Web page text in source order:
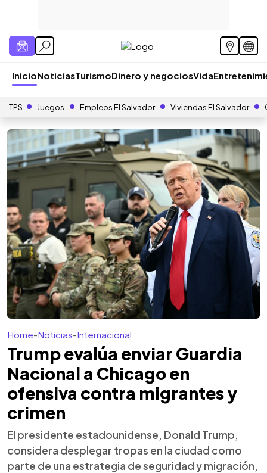
InicioNoticiasTurismoDinero y negociosVida
TPS Juegos Empleos El Salvador Viviendas El Salvador
Home-Noticias-Internacional
Trump evalúa enviar Guardia
Nacional a Chicago en
ofensiva contra migrantes y
crimen
El presidente estadounidense, Donald Trump,
considera desplegar tropas en la ciudad como
parte de una estrategia de seguridad y migración,